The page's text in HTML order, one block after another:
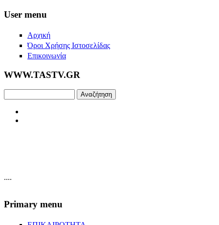
Skip to main content
User menu
Αρχική
Όροι Χρήσης Ιστοσελίδας
Επικοινωνία
WWW.TASTV.GR
....
Primary menu